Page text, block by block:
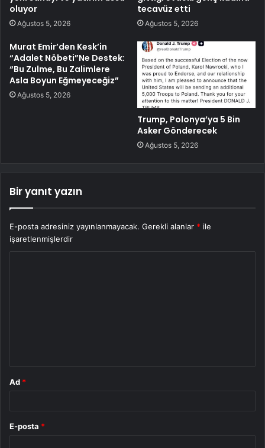
oluyor
Ağustos 5, 2026
tecavüz etti
Ağustos 5, 2026
Murat Emir’den Kesk’in
“Adalet Nöbeti”Ne Destek:
“Bu Zulme, Bu Zalimlere
Asla Boyun Eğmeyeceğiz”
Ağustos 5, 2026
Trump, Polonya’ya 5 Bin
Asker Gönderecek
Ağustos 5, 2026
Bir yanıt yazın
E-posta adresiniz yayınlanmayacak. Gerekli alanlar * ile
işaretlenmişlerdir
Ad *
E-posta *